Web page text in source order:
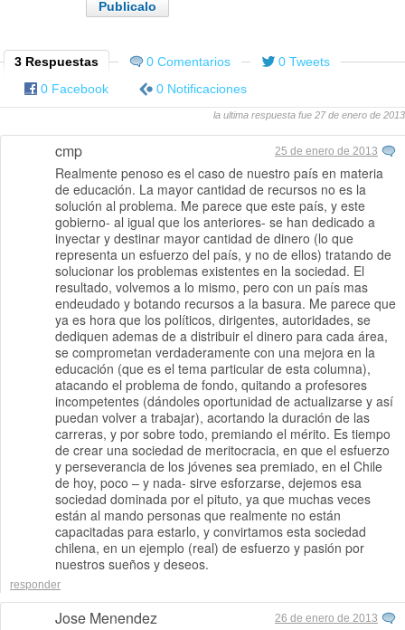
3 Respuestas 0 Comentarios
0 Tweets
0 Facebook
0 Notificaciones
la ultima respuesta fue 27 de enero de 2013
cmp 25 de enero de 2013
Realmente penoso es el caso de nuestro país en materia
de educación. La mayor cantidad de recursos no es la
solución al problema. Me parece que este país, y este
gobierno- al igual que los anteriores- se han dedicado a
inyectar y destinar mayor cantidad de dinero (lo que
representa un esfuerzo del país, y no de ellos) tratando de
solucionar los problemas existentes en la sociedad. El
resultado, volvemos a lo mismo, pero con un país mas
endeudado y botando recursos a la basura. Me parece que
ya es hora que los políticos, dirigentes, autoridades, se
dediquen ademas de a distribuir el dinero para cada área,
se comprometan verdaderamente con una mejora en la
educación (que es el tema particular de esta columna),
atacando el problema de fondo, quitando a profesores
incompetentes (dándoles oportunidad de actualizarse y así
puedan volver a trabajar), acortando la duración de las
carreras, y por sobre todo, premiando el mérito. Es tiempo
de crear una sociedad de meritocracia, en que el esfuerzo
y perseverancia de los jóvenes sea premiado, en el Chile
de hoy, poco – y nada- sirve esforzarse, dejemos esa
sociedad dominada por el pituto, ya que muchas veces
están al mando personas que realmente no están
capacitadas para estarlo, y convirtamos esta sociedad
chilena, en un ejemplo (real) de esfuerzo y pasión por
nuestros sueños y deseos.
responder
Jose Menendez 26 de enero de 2013